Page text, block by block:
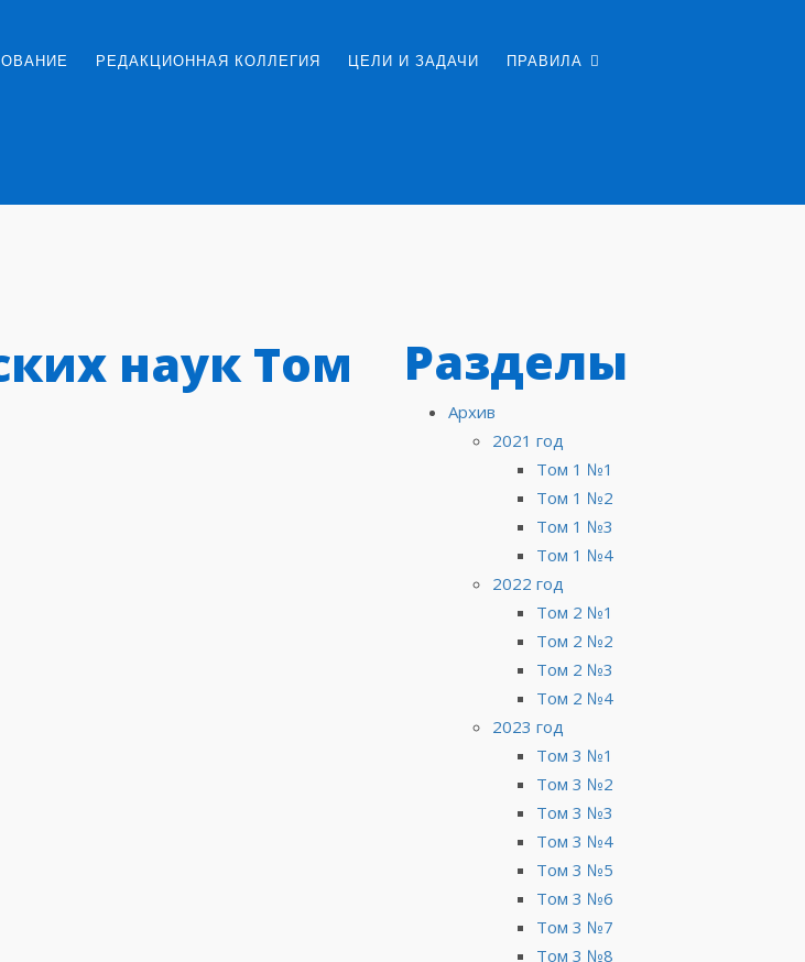
РЕДАКЦИОННАЯ КОЛЛЕГИЯ ЦЕЛИ И ЗАДАЧИ ПРАВИЛА
наук Том
Разделы
Архив
2021 год
Том 1 №1
Том 1 №2
Том 1 №3
Том 1 №4
2022 год
Том 2 №1
Том 2 №2
Том 2 №3
Том 2 №4
2023 год
Том 3 №1
Том 3 №2
Том 3 №3
Том 3 №4
Том 3 №5
Том 3 №6
Том 3 №7
Том 3 №8